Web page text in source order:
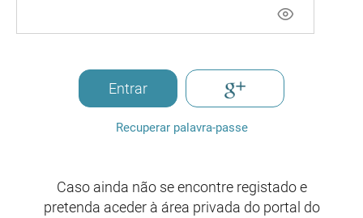
Entrar
Recuperar palavra-passe
Caso ainda não se encontre registado e
pretenda aceder à área privada do portal do